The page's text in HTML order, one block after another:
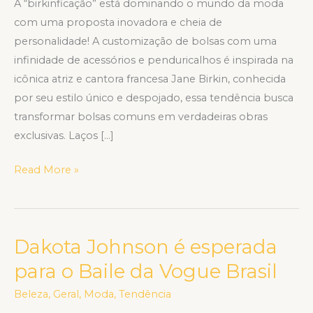
A “birkinficação” está dominando o mundo da moda
com uma proposta inovadora e cheia de
personalidade! A customização de bolsas com uma
infinidade de acessórios e penduricalhos é inspirada na
icônica atriz e cantora francesa Jane Birkin, conhecida
por seu estilo único e despojado, essa tendência busca
transformar bolsas comuns em verdadeiras obras
exclusivas. Laços […]
Read More »
Dakota Johnson é esperada
para o Baile da Vogue Brasil
Beleza, Geral, Moda, Tendência
Dakota
é
esperada